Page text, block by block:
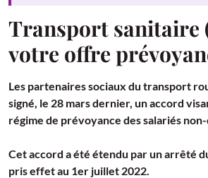
Transport sanitaire
votre offre
Les partenaires sociaux du transport
signé, le 28 mars dernier, un accord
régime de prévoyance des salariés
Cet accord a été étendu par un arrêté
pris effet au 1er juillet 2022.